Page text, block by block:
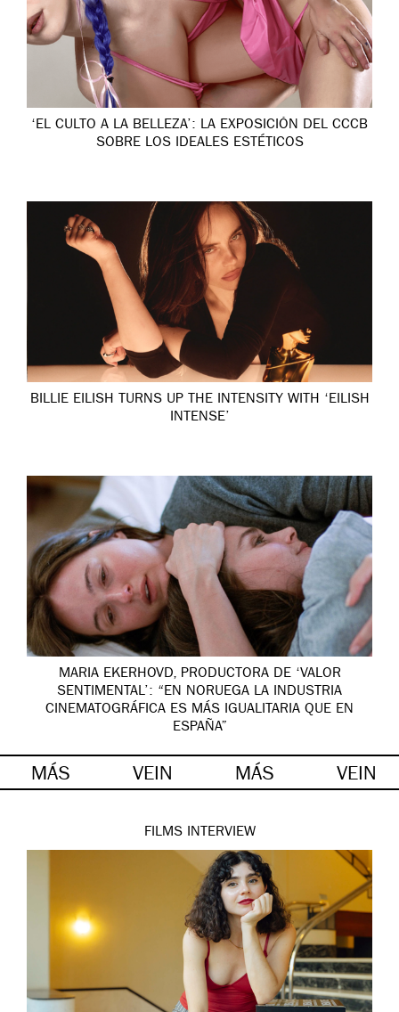
‘EL CULTO A LA BELLEZA’: LA EXPOSICIÓN DEL CCCB
SOBRE LOS IDEALES ESTÉTICOS
BILLIE EILISH TURNS UP THE INTENSITY WITH ‘EILISH
INTENSE’
MARIA EKERHOVD, PRODUCTORA DE ‘VALOR
SENTIMENTAL’: “EN NORUEGA LA INDUSTRIA
CINEMATOGRÁFICA ES MÁS IGUALITARIA QUE EN
ESPAÑA”
MÁS VEIN MÁS VEIN
FILMS INTERVIEW